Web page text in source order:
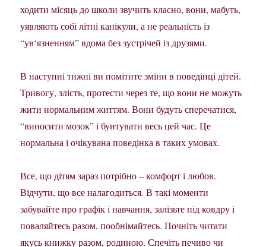
ходити місяць до школи звучить класно, вони, мабуть,
уявляють собі літні канікули, а не реальність із
“ув‘язненням” вдома без зустрічей із друзями.
В наступні тижні ви помітите зміни в поведінці дітей.
Тривогу, злість, протести через те, що вони не можуть
жити нормальним життям. Вони будуть сперечатися,
“виносити мозок” і бунтувати весь цей час. Це
нормальна і очікувана поведінка в таких умовах.
Все, що дітям зараз потрібно – комфорт і любов.
Відчути, що все налагодиться. В такі моменти
забувайте про графік і навчання, залізьте під ковдру і
поваляйтесь разом, пообнімайтесь. Почніть читати
якусь книжку разом, родиною. Спечіть печиво чи